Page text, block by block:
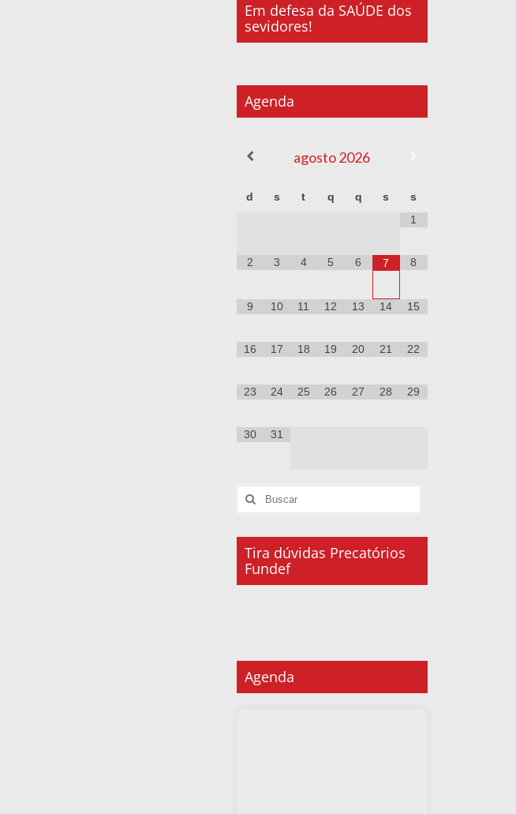
Em defesa da SAÚDE dos
sevidores!
Agenda
agosto 2026
d s t q q s
s
1
2 3 4 5 6 7 8
9 10 11 12 13 14 15
16 17 18 19 20 21 22
23 24 25 26 27 28 29
30 31
Tira dúvidas Precatórios
Fundef
Agenda